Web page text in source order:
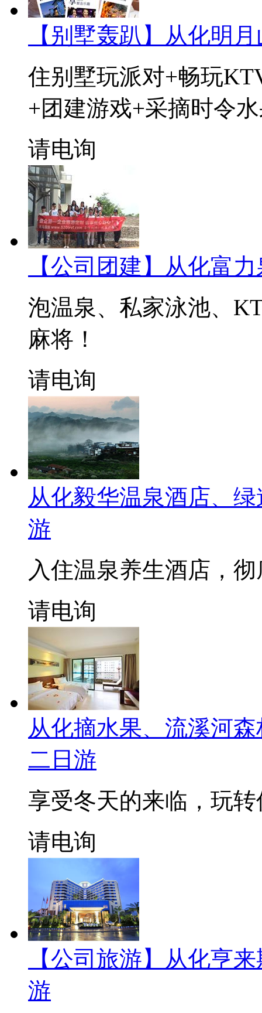
【别墅轰趴】从化明
住别墅玩派对+畅玩
+团建游戏+采摘时令
请电询
【公司团建】从化富
泡温泉、私家泳池、
麻将！
请电询
从化毅华温泉酒店、
游
入住温泉养生酒店，
请电询
从化摘水果、流溪河
二日游
享受冬天的来临，玩
请电询
【公司旅游】从化亨
游